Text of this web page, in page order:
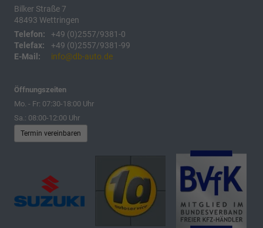
Bilker Straße 7
48493 Wettringen
Telefon:
+49 (0)2557/9381-0
Telefax:
+49 (0)2557/9381-99
E-Mail:
info@db-auto.de
Öffnungszeiten
Mo. - Fr: 07:30-18:00 Uhr
Sa.: 08:00-12:00 Uhr
Termin vereinbaren